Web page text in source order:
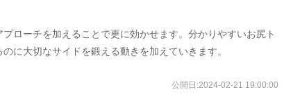
ローチを加えることで更に効かせます。分かりやすいお尻ト
に大切なサイドを鍛える動きを加えていきます。
公開日:2024-02-21 19:00:00